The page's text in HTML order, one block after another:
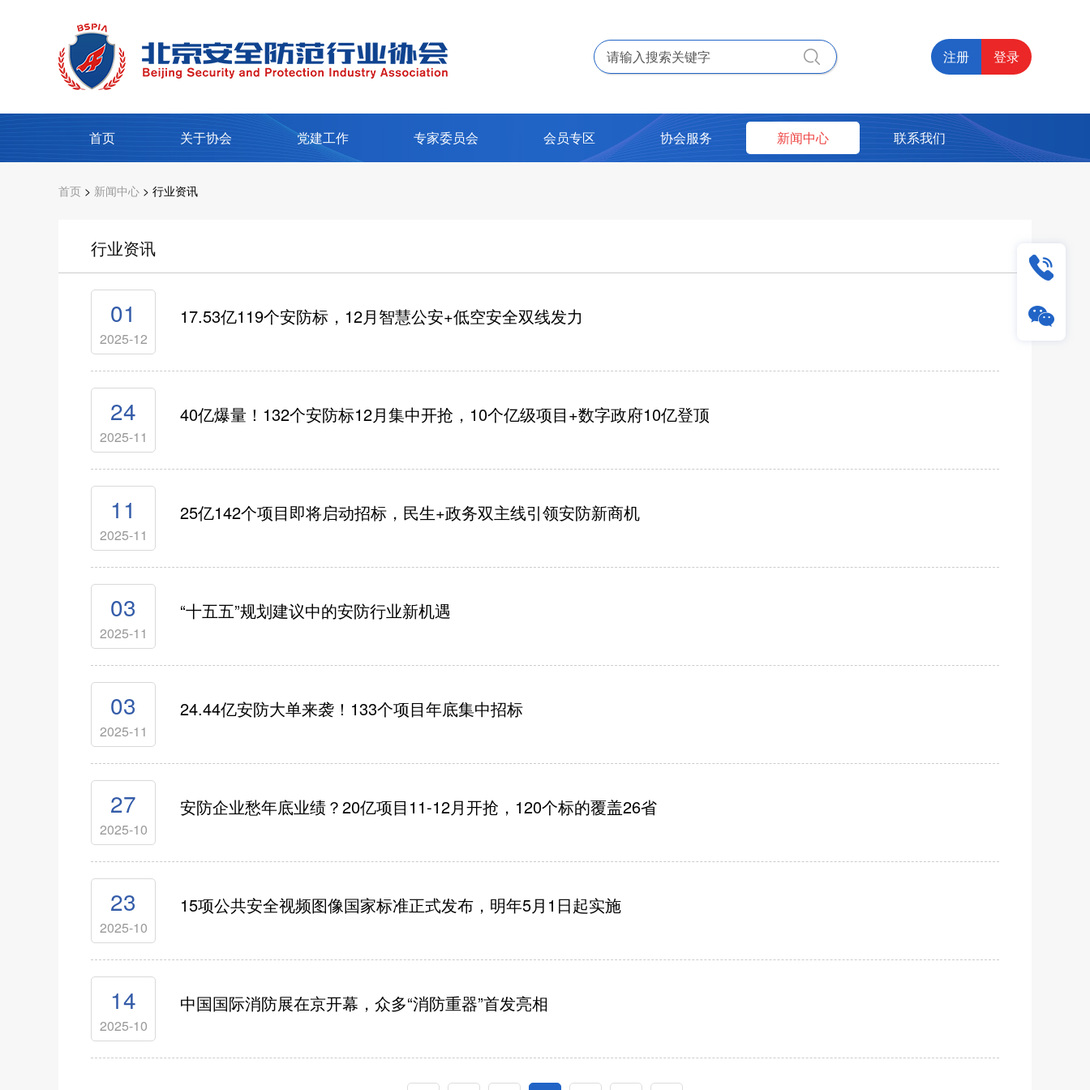
注册 登录
首页 关于协会 党建工作 专家委员会 会员专区 协会服务 新闻中心 联系我们
首页 > 新闻中心 > 行业资讯
行业资讯
01
2025-12
17.53亿119个安防标，12月智慧公安+低空安全双线发力
24
2025-11
40亿爆量！132个安防标12月集中开抢，10个亿级项目+数字政府10亿登顶
11
2025-11
25亿142个项目即将启动招标，民生+政务双主线引领安防新商机
03
2025-11
“十五五”规划建议中的安防行业新机遇
03
2025-11
24.44亿安防大单来袭！133个项目年底集中招标
27
2025-10
安防企业愁年底业绩？20亿项目11-12月开抢，120个标的覆盖26省
23
2025-10
15项公共安全视频图像国家标准正式发布，明年5月1日起实施
14
2025-10
中国国际消防展在京开幕，众多“消防重器”首发亮相